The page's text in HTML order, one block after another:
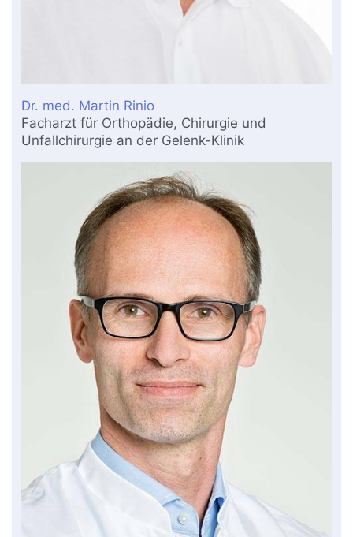
Dr. med. Martin Rinio
Facharzt für Orthopädie, Chirurgie und
Unfallchirurgie an der Gelenk-Klinik